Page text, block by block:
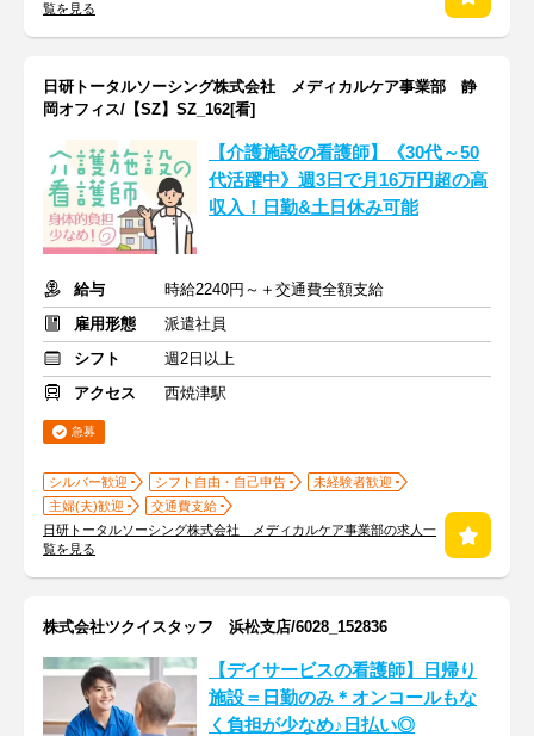
覧を見る
日研トータルソーシング株式会社 メディカルケア事業部 静
岡オフィス/【SZ】SZ_162[看]
【介護施設の看護師】《30代～50
代活躍中》週3日で月16万円超の高
収入！日勤&土日休み可能
給与
時給2240円～＋交通費全額支給
雇用形態
派遣社員
シフト
週2日以上
アクセス
西焼津駅
急募
シルバー歓迎 シフト自由・自己申告
未経験者歓迎
主婦(夫)歓迎
交通費支給
日研トータルソーシング株式会社 メディカルケア事業部の求人一
覧を見る
株式会社ツクイスタッフ 浜松支店/6028_152836
【デイサービスの看護師】日帰り
施設＝日勤のみ＊オンコールもな
く負担が少なめ♪日払い◎